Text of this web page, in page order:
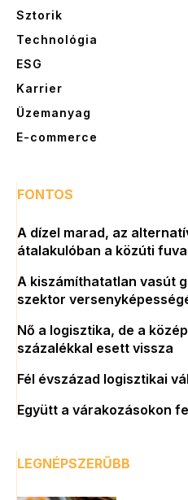
Sztorik
Technológia
ESG
Karrier
Üzemanyag
E-commerce
FONTOS
A dízel marad, az
átalakulóban a közúti
A kiszámíthatatlan vasút
szektor
Nő a logisztika, de a
százalékkal esett vissza
Fél évszázad logisztikai
Együtt a várakozásokon
LEGNÉPSZERŰBB